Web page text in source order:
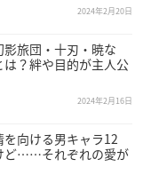
2024年2月20日
旅団・十刃・暁な
は？絆や目的が主人公
2024年2月16日
向ける男キャラ12
ど……それぞれの愛が